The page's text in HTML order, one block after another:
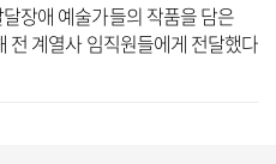
장애 예술가들의 작품을 담은
전 계열사 임직원들에게 전달했다
용 캘린더는 발달장애 예술가 작